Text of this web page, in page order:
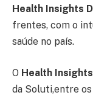
Health Insights
frentes, com o
saúde no país.
O Health
da Soluti,entre os